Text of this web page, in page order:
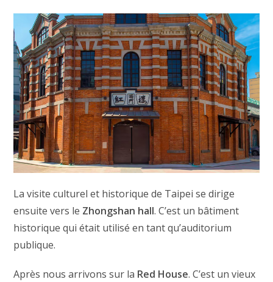
La visite culturel et historique de Taipei se dirige
ensuite vers le Zhongshan hall. C’est un bâtiment
historique qui était utilisé en tant qu’auditorium
publique.
Après nous arrivons sur la Red House. C’est un vieux